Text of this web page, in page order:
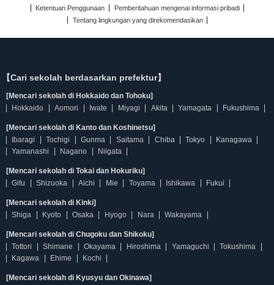
Ketentuan Penggunaan
Pemberitahuan mengenai informasi pribadi
Tentang lingkungan yang direkomendasikan
【Cari sekolah berdasarkan prefektur】
[Mencari sekolah di Hokkaido dan Tohoku]
Hokkaido
Aomori Iwate Miyagi Akita Yamagata Fukushima
[Mencari sekolah di Kanto dan Koshinetsu]
Ibaragi
Tochigi Gunma Saitama Chiba Tokyo
Kanagawa
Yamanashi
Nagano Niigata
[Mencari sekolah di Tokai dan Hokuriku]
Gifu
Shizuoka Aichi Mie Toyama Ishikawa Fukui
[Mencari sekolah di Kinki]
Shiga
Kyoto Osaka Hyogo Nara Wakayama
[Mencari sekolah di Chugoku dan Shikoku]
Tottori
Shimane Okayama Hiroshima Yamaguchi
Tokushima
Kagawa
Ehime Kochi
[Mencari sekolah di Kyusyu dan Okinawa]